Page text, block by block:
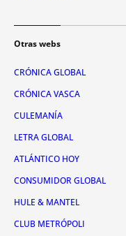
Otras webs
CRÓNICA GLOBAL
CRÓNICA VASCA
CULEMANÍA
LETRA GLOBAL
ATLÁNTICO HOY
CONSUMIDOR GLOBAL
HULE & MANTEL
CLUB METRÓPOLI